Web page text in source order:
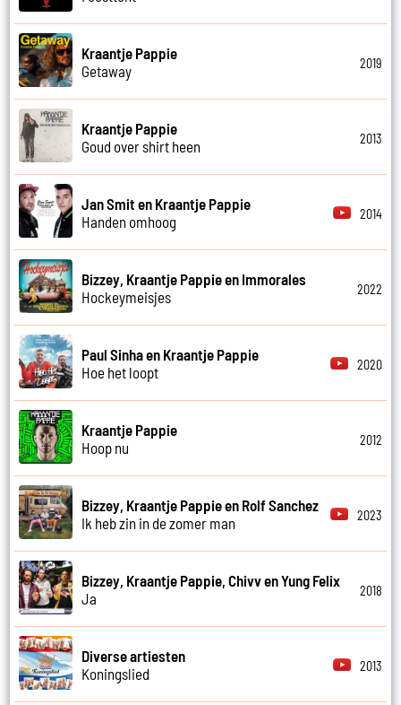
Kraantje Pappie
Getaway
2019
Kraantje Pappie
Goud over shirt heen
2013
Jan Smit en Kraantje Pappie
Handen omhoog
2014
Bizzey, Kraantje Pappie en Immorales
Hockeymeisjes
2022
Paul Sinha en Kraantje Pappie
Hoe het loopt
2020
Kraantje Pappie
Hoop nu
2012
Bizzey, Kraantje Pappie en Rolf Sanchez
Ik heb zin in de zomer man
2023
Bizzey, Kraantje Pappie, Chivv en Yung Felix
Ja
2018
Diverse artiesten
Koningslied
2013